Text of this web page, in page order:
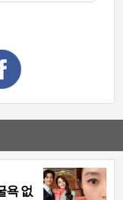
욕 없